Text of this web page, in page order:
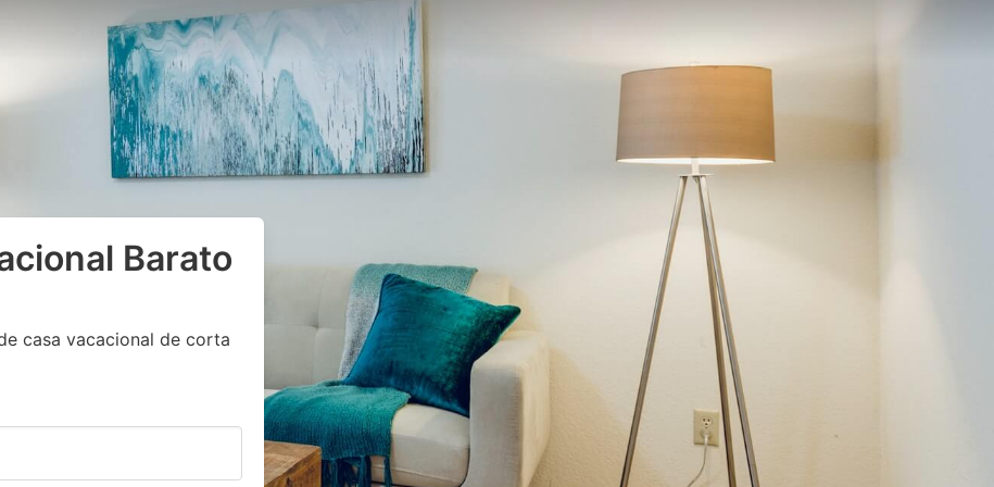
Barato
casa vacacional de corta